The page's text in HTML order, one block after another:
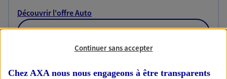
Découvrir l'offre Auto
OBTENIR UN TARIF EN LIGNE
Habitation
Continuer sans accepter
Chez AXA nous nous engageons à être transparents